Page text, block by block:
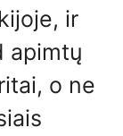
ir
apimtų
o ne